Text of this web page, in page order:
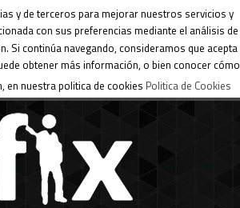
y de terceros para mejorar nuestros servicios y
con sus preferencias mediante el análisis de
Si continúa navegando, consideramos que acepta
obtener más información, o bien conocer cómo
en nuestra politica de cookies Politica de Cookies